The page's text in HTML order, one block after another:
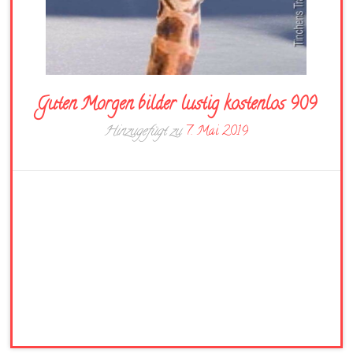
Guten Morgen bilder lustig kostenlos 909
Hinzugefügt zu7. Mai 2019